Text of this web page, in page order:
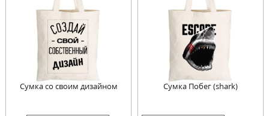
Сумка со своим дизайном Сумка Побег (shark)